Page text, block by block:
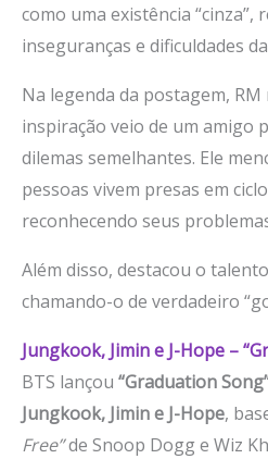
como uma existência “cinza”,
inseguranças e dificuldades
Na legenda da postagem,
inspiração veio de um amigo
dilemas semelhantes. Ele
pessoas vivem presas em
reconhecendo seus
Além disso, destacou o
chamando-o de verdadeiro
Jungkook, Jimin e J-Hope –
BTS lançou “Graduation
Jungkook, Jimin e J-Hope,
Free”de Snoop Dogg e Wiz